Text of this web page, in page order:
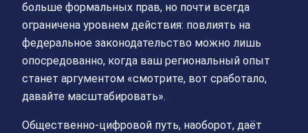
больше формальных прав, но почти всегда
ограничена уровнем действия: повлиять на
федеральное законодательство можно лишь
опосредованно, когда ваш региональный опыт
станет аргументом «смотрите, вот сработало,
давайте масштабировать».
Общественно-цифровой путь, наоборот, даёт